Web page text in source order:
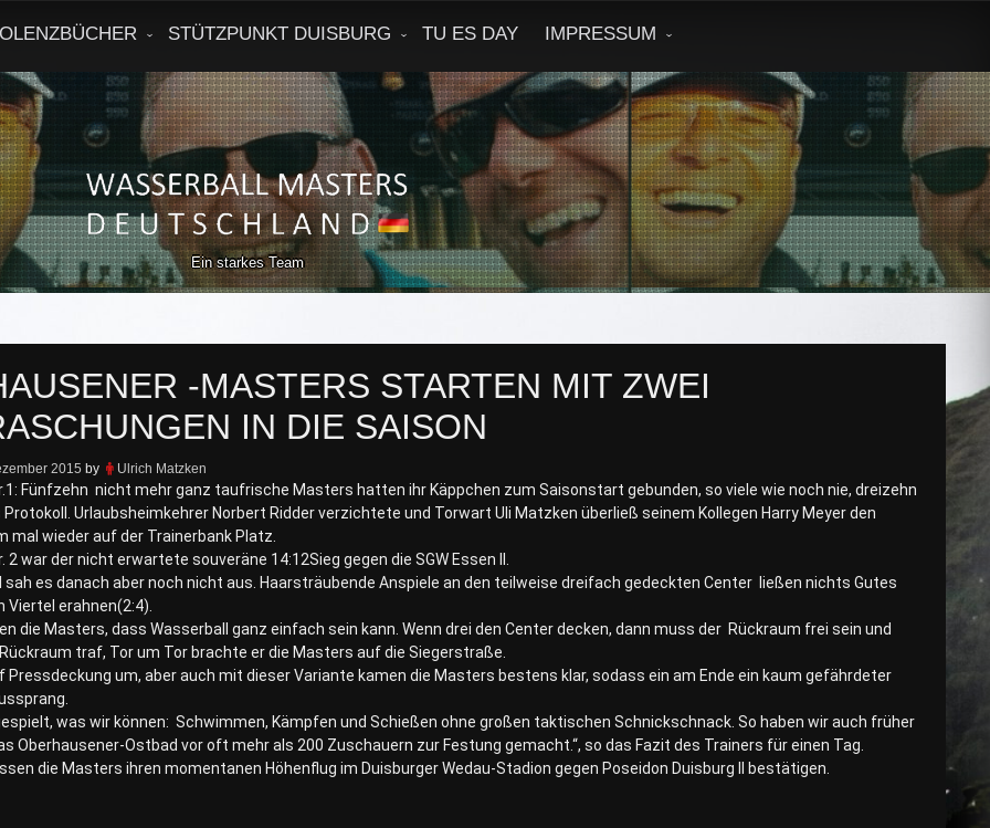
STÜTZPUNKT DUISBURG TU ES DAY IMPRESSUM
Ein starkes Team
-MASTERS STARTEN MIT ZWEI
IN DIE SAISON
2015 by Ulrich Matzken
Fünfzehn nicht mehr ganz taufrische Masters hatten ihr Käppchen zum Saisonstart gebunden, so viele wie noch nie, dreizehn
Urlaubsheimkehrer Norbert Ridder verzichtete und Torwart Uli Matzken überließ seinem Kollegen Harry Meyer den
mal wieder auf der Trainerbank Platz.
2 war der nicht erwartete souveräne 14:12Sieg gegen die SGW Essen II.
sah es danach aber noch nicht aus. Haarsträubende Anspiele an den teilweise dreifach gedeckten Center ließen nichts Gutes
erahnen(2:4).
die Masters, dass Wasserball ganz einfach sein kann. Wenn drei den Center decken, dann muss der Rückraum frei sein und
traf, Tor um Tor brachte er die Masters auf die Siegerstraße.
Pressdeckung um, aber auch mit dieser Variante kamen die Masters bestens klar, sodass ein am Ende ein kaum gefährdeter
was wir können: Schwimmen, Kämpfen und Schießen ohne großen taktischen Schnickschnack. So haben wir auch früher
Oberhausener-Ostbad vor oft mehr als 200 Zuschauern zur Festung gemacht.“, so das Fazit des Trainers für einen Tag.
die Masters ihren momentanen Höhenflug im Duisburger Wedau-Stadion gegen Poseidon Duisburg II bestätigen.